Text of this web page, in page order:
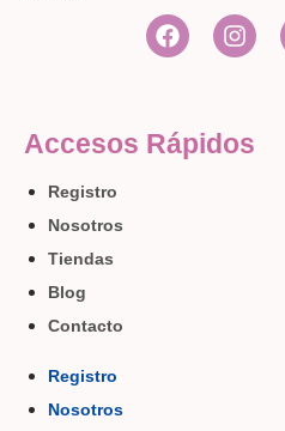
Accesos Rápidos
Registro
Nosotros
Tiendas
Blog
Contacto
Registro
Nosotros